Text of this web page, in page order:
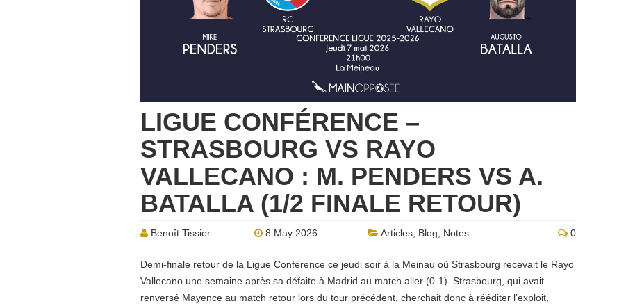
LIGUE CONFÉRENCE –
STRASBOURG VS RAYO
VALLECANO : M. PENDERS VS A.
BATALLA (1/2 FINALE RETOUR)
Benoît Tissier 8 May 2026 Articles Blog Notes 0
Demi-finale retour de la Ligue Conférence ce jeudi soir à la Meinau où Strasbourg recevait le Rayo
Vallecano une semaine après sa défaite à Madrid au match aller (0-1). Strasbourg, qui avait
renversé Mayence au match retour lors du tour précédent, cherchait donc à rééditer l’exploit,